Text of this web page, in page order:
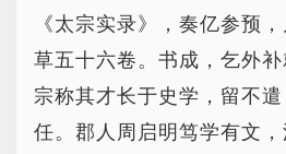
《太宗实录》，奏亿参预
草五十六卷。书成，乞外
宗称其才长于史学，留不
任。郡人周启明笃学有文，